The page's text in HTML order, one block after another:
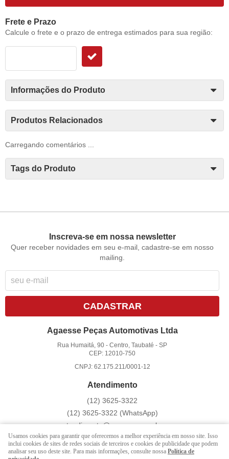
Frete e Prazo
Calcule o frete e o prazo de entrega estimados para sua região:
Informações do Produto
Produtos Relacionados
Carregando comentários ...
Tags do Produto
Inscreva-se em nossa newsletter
Quer receber novidades em seu e-mail, cadastre-se em nosso
mailing.
CADASTRAR
Agaesse Peças Automotivas Ltda
Rua Humaitá, 90 -Centro, Taubaté -SP
CEP: 12010-750
CNPJ: 62.175.211/0001-12
Atendimento
(12) 3625-3322
(12) 3625-3322 (WhatsApp)
atendimento@agaesse.com.br
LOJA VIRTUAL CRIADA POR
Usamos cookies para garantir que oferecemos a melhor experiência em nosso site. Isso
inclui cookies de sites de redes sociais de terceiros e cookies de publicidade que podem
analisar seu uso deste site. Para mais informações, consulte nossa Política de